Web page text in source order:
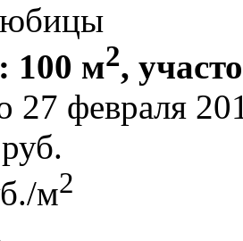
100 м2,
27 февраля
руб.
м2